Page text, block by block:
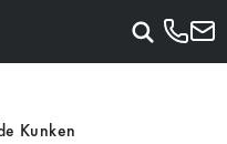
Kunken